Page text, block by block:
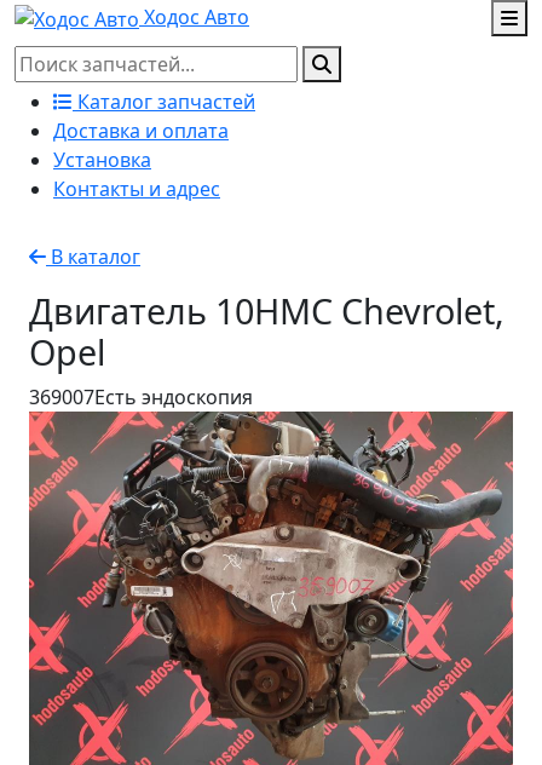
Ходос Авто
Каталог запчастей
Доставка и оплата
Установка
Контакты и адрес
В каталог
Двигатель 10HMC Chevrolet,
Opel
369007Есть эндоскопия